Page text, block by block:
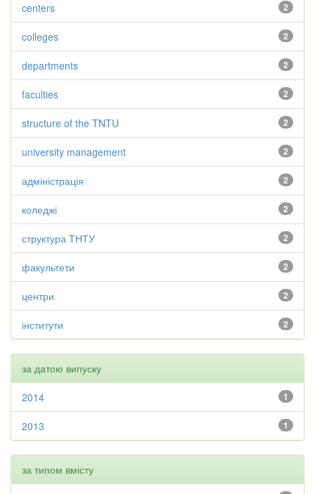
2
centers
2
colleges
2
departments
2
faculties
2
structure of the TNTU
2
university management
2
адміністрація
2
коледжі
2
структура ТНТУ
2
факультети
2
центри
2
інститути
за датою випуску
1
2014
1
2013
за типом вмісту